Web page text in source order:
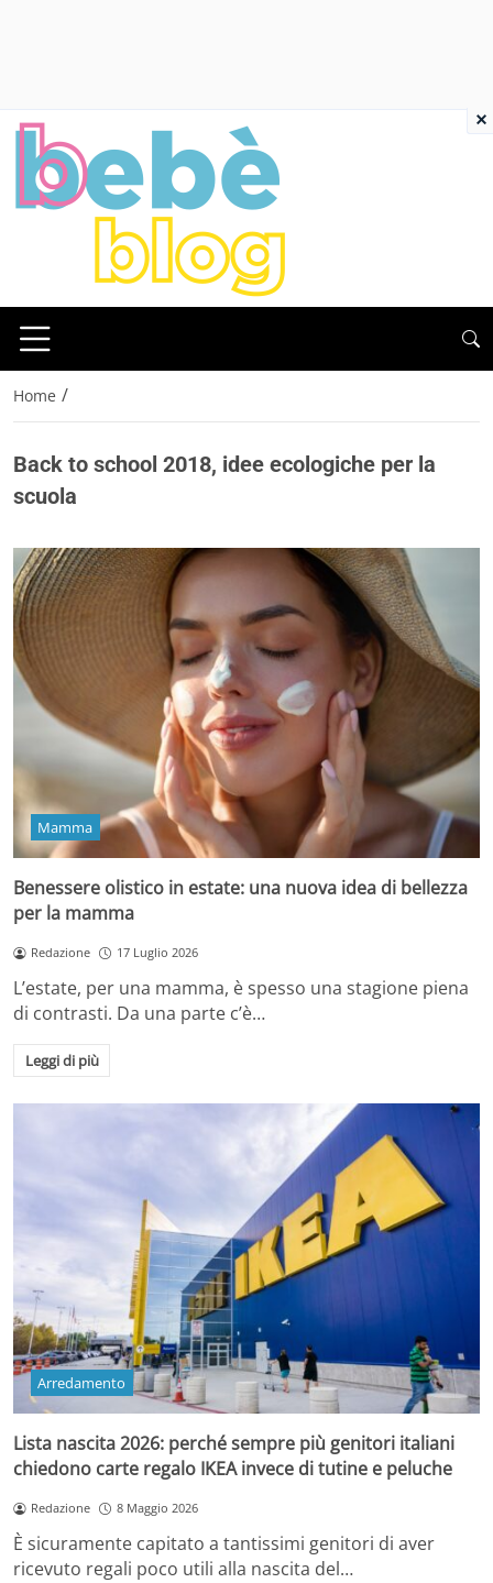
Home /
Back to school 2018, idee ecologiche per la
scuola
Mamma
Benessere olistico in estate: una nuova idea di bellezza
per la mamma
Redazione 17 Luglio 2026
L’estate, per una mamma, è spesso una stagione piena
di contrasti. Da una parte c’è…
Leggi di più
Arredamento
Lista nascita 2026: perché sempre più genitori italiani
chiedono carte regalo IKEA invece di tutine e peluche
Redazione 8 Maggio 2026
È sicuramente capitato a tantissimi genitori di aver
ricevuto regali poco utili alla nascita del…
×